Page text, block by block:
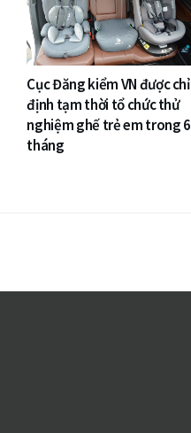
Cục Đăng kiểm VN được chỉ
định tạm thời tổ chức thử
nghiệm ghế trẻ em trong 6
tháng